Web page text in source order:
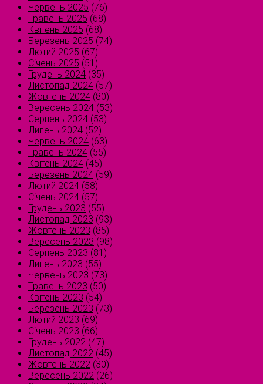
Червень 2025 (76)
Травень 2025 (68)
Квітень 2025 (68)
Березень 2025 (74)
Лютий 2025 (67)
Січень 2025 (51)
Грудень 2024 (35)
Листопад 2024 (57)
Жовтень 2024 (80)
Вересень 2024 (53)
Серпень 2024 (53)
Липень 2024 (52)
Червень 2024 (63)
Травень 2024 (55)
Квітень 2024 (45)
Березень 2024 (59)
Лютий 2024 (58)
Січень 2024 (57)
Грудень 2023 (55)
Листопад 2023 (93)
Жовтень 2023 (85)
Вересень 2023 (98)
Серпень 2023 (81)
Липень 2023 (55)
Червень 2023 (73)
Травень 2023 (50)
Квітень 2023 (54)
Березень 2023 (73)
Лютий 2023 (69)
Січень 2023 (66)
Грудень 2022 (47)
Листопад 2022 (45)
Жовтень 2022 (30)
Вересень 2022 (26)